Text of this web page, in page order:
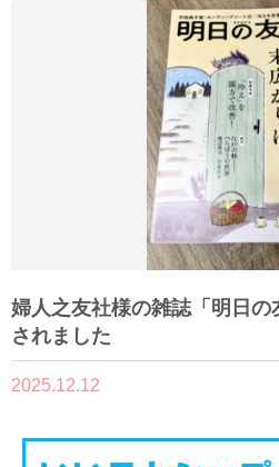
婦人之友社様の雑誌「明日の
されました
2025.12.12